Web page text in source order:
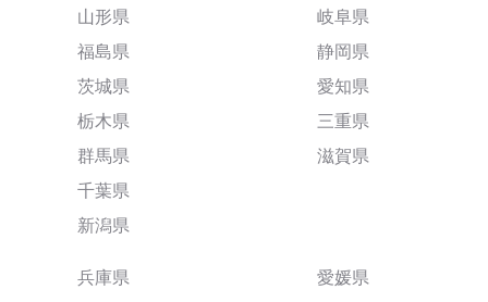
山形県
福島県
茨城県
栃木県
群馬県
千葉県
新潟県
岐阜県
静岡県
愛知県
三重県
滋賀県
兵庫県
愛媛県